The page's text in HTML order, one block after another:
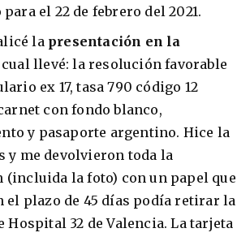
el 22 de febrero del 2021.
la presentación en la
llevé: la resolución favorable
ex 17, tasa 790 código 12
con fondo blanco,
y pasaporte argentino. Hice la
y me devolvieron toda la
(incluida la foto) con un papel que
el plazo de 45 días podía retirar la
Hospital 32 de Valencia. La tarjeta